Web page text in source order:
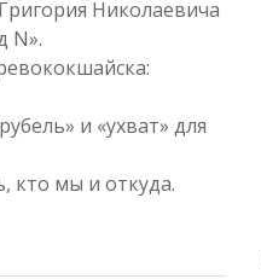
Николаевича
N».
и «ухват» для
кто мы и откуда.